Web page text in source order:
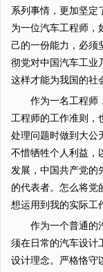
系列事情，更加坚定
为一位汽车工程师，
己的一份能力，必须
彻党对中国汽车工业
这样才能为我国的社
作为一名工程师，
工程师的工作准则，
处理问题时做到大公
不惜牺牲个人利益，
发展，中国共产党的
的代表者。怎么将党
想运用到我的实际工
作为一个普通的汽
须在日常的汽车设计
设计理念。严格恪守